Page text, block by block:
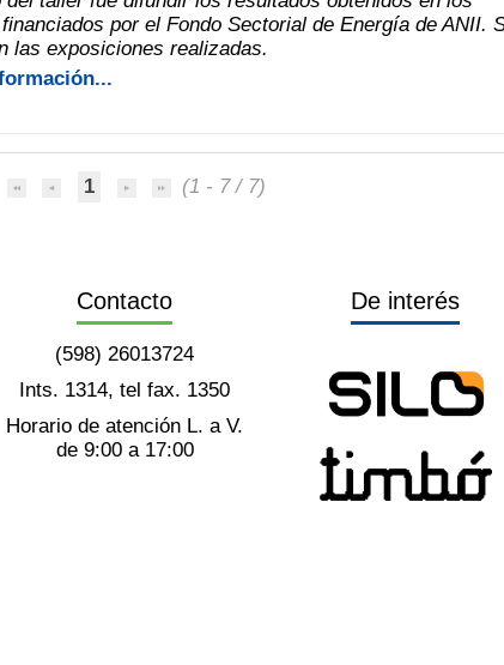
por el Fondo Sectorial de Energía de ANII.
las exposiciones realizadas.
1 (1 - 7 / 7)
Contacto
(598) 26013724
Ints. 1314, tel fax. 1350
Horario de atención L. a V.
de 9:00 a 17:00
De interés